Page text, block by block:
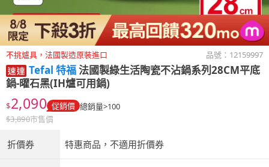
不挑爐具，法國製造原裝進口 品號： 12159997
Tefal 特福法國製綠生活陶瓷不沾鍋系列28CM平底
鍋-曜石黑(IH爐可用鍋)
$2,090 促銷價 總銷量>100
$3,890市售價
折價券 特惠商品，不適用折價券